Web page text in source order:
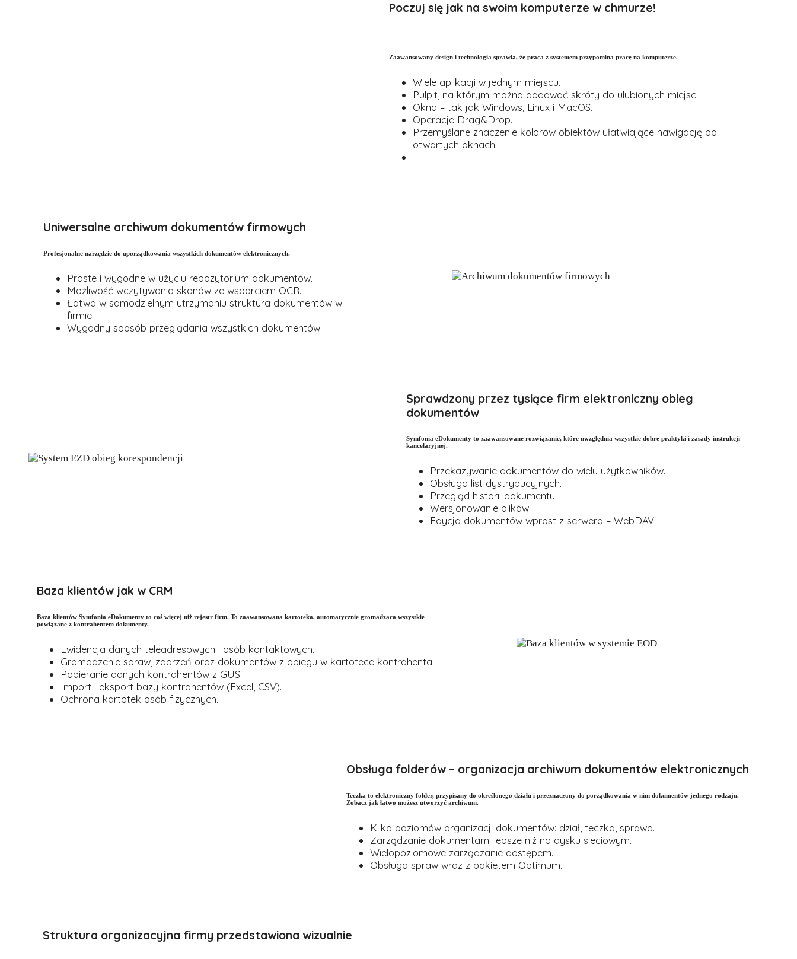
Poczuj się jak na swoim komputerze w chmurze!
Zaawansowany design i technologia sprawia, że praca z systemem przypomina pracę na komputerze.
Wiele aplikacji w jednym miejscu.
Pulpit, na którym można dodawać skróty do ulubionych miejsc.
Okna – tak jak Windows, Linux i MacOS.
Operacje Drag&Drop.
Przemyślane znaczenie kolorów obiektów ułatwiające nawigację po
otwartych oknach.
Uniwersalne archiwum dokumentów firmowych
Profesjonalne narzędzie do uporządkowania wszystkich dokumentów elektronicznych.
Proste i wygodne w użyciu repozytorium dokumentów.
Możliwość wczytywania skanów ze wsparciem OCR.
Łatwa w samodzielnym utrzymaniu struktura dokumentów w
firmie.
Wygodny sposób przeglądania wszystkich dokumentów.
Sprawdzony przez tysiące firm elektroniczny obieg
dokumentów
Symfonia eDokumenty to zaawansowane rozwiązanie, które uwzględnia wszystkie dobre praktyki i zasady instrukcji
kancelaryjnej.
Przekazywanie dokumentów do wielu użytkowników.
Obsługa list dystrybucyjnych.
Przegląd historii dokumentu.
Wersjonowanie plików.
Edycja dokumentów wprost z serwera – WebDAV.
Baza klientów jak w CRM
Baza klientów Symfonia eDokumenty to coś więcej niż rejestr firm. To zaawansowana kartoteka, automatycznie gromadząca wszystkie
powiązane z kontrahentem dokumenty.
Ewidencja danych teleadresowych i osób kontaktowych.
Gromadzenie spraw, zdarzeń oraz dokumentów z obiegu w kartotece kontrahenta.
Pobieranie danych kontrahentów z GUS.
Import i eksport bazy kontrahentów (Excel, CSV).
Ochrona kartotek osób fizycznych.
Obsługa folderów – organizacja archiwum dokumentów elektronicznych
Teczka to elektroniczny folder, przypisany do określonego działu i przeznaczony do porządkowania w nim dokumentów jednego rodzaju.
Zobacz jak łatwo możesz utworzyć archiwum.
Kilka poziomów organizacji dokumentów: dział, teczka, sprawa.
Zarządzanie dokumentami lepsze niż na dysku sieciowym.
Wielopoziomowe zarządzanie dostępem.
Obsługa spraw wraz z pakietem Optimum.
Struktura organizacyjna firmy przedstawiona wizualnie